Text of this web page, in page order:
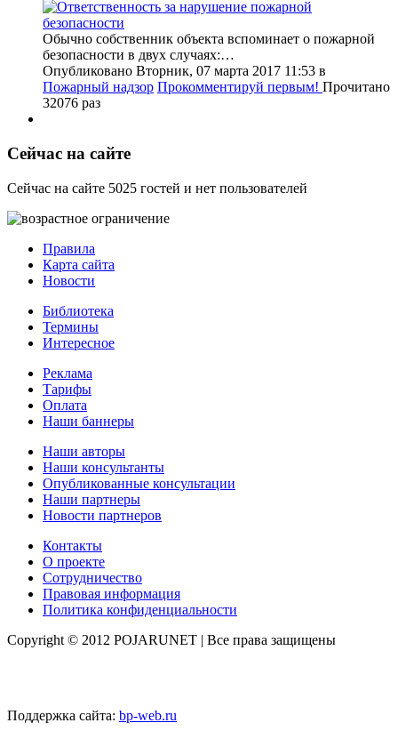
Обычно собственник объекта вспоминает о пожарной
безопасности в двух случаях:…
Опубликовано Вторник, 07 марта 2017 11:53 в
Пожарный надзор Прокомментируй первым! Прочитано
32076 раз
Сейчас на сайте
Сейчас на сайте 5025 гостей и нет пользователей
Правила
Карта сайта
Новости
Библиотека
Термины
Интересное
Реклама
Тарифы
Оплата
Наши баннеры
Наши авторы
Наши консультанты
Опубликованные консультации
Наши партнеры
Новости партнеров
Контакты
О проекте
Сотрудничество
Правовая информация
Политика конфиденциальности
Copyright © 2012 POJARUNET | Все права защищены
Поддержка сайта: bp-web.ru